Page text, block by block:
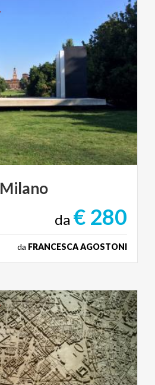
Milano
da € 280
da FRANCESCA AGOSTONI